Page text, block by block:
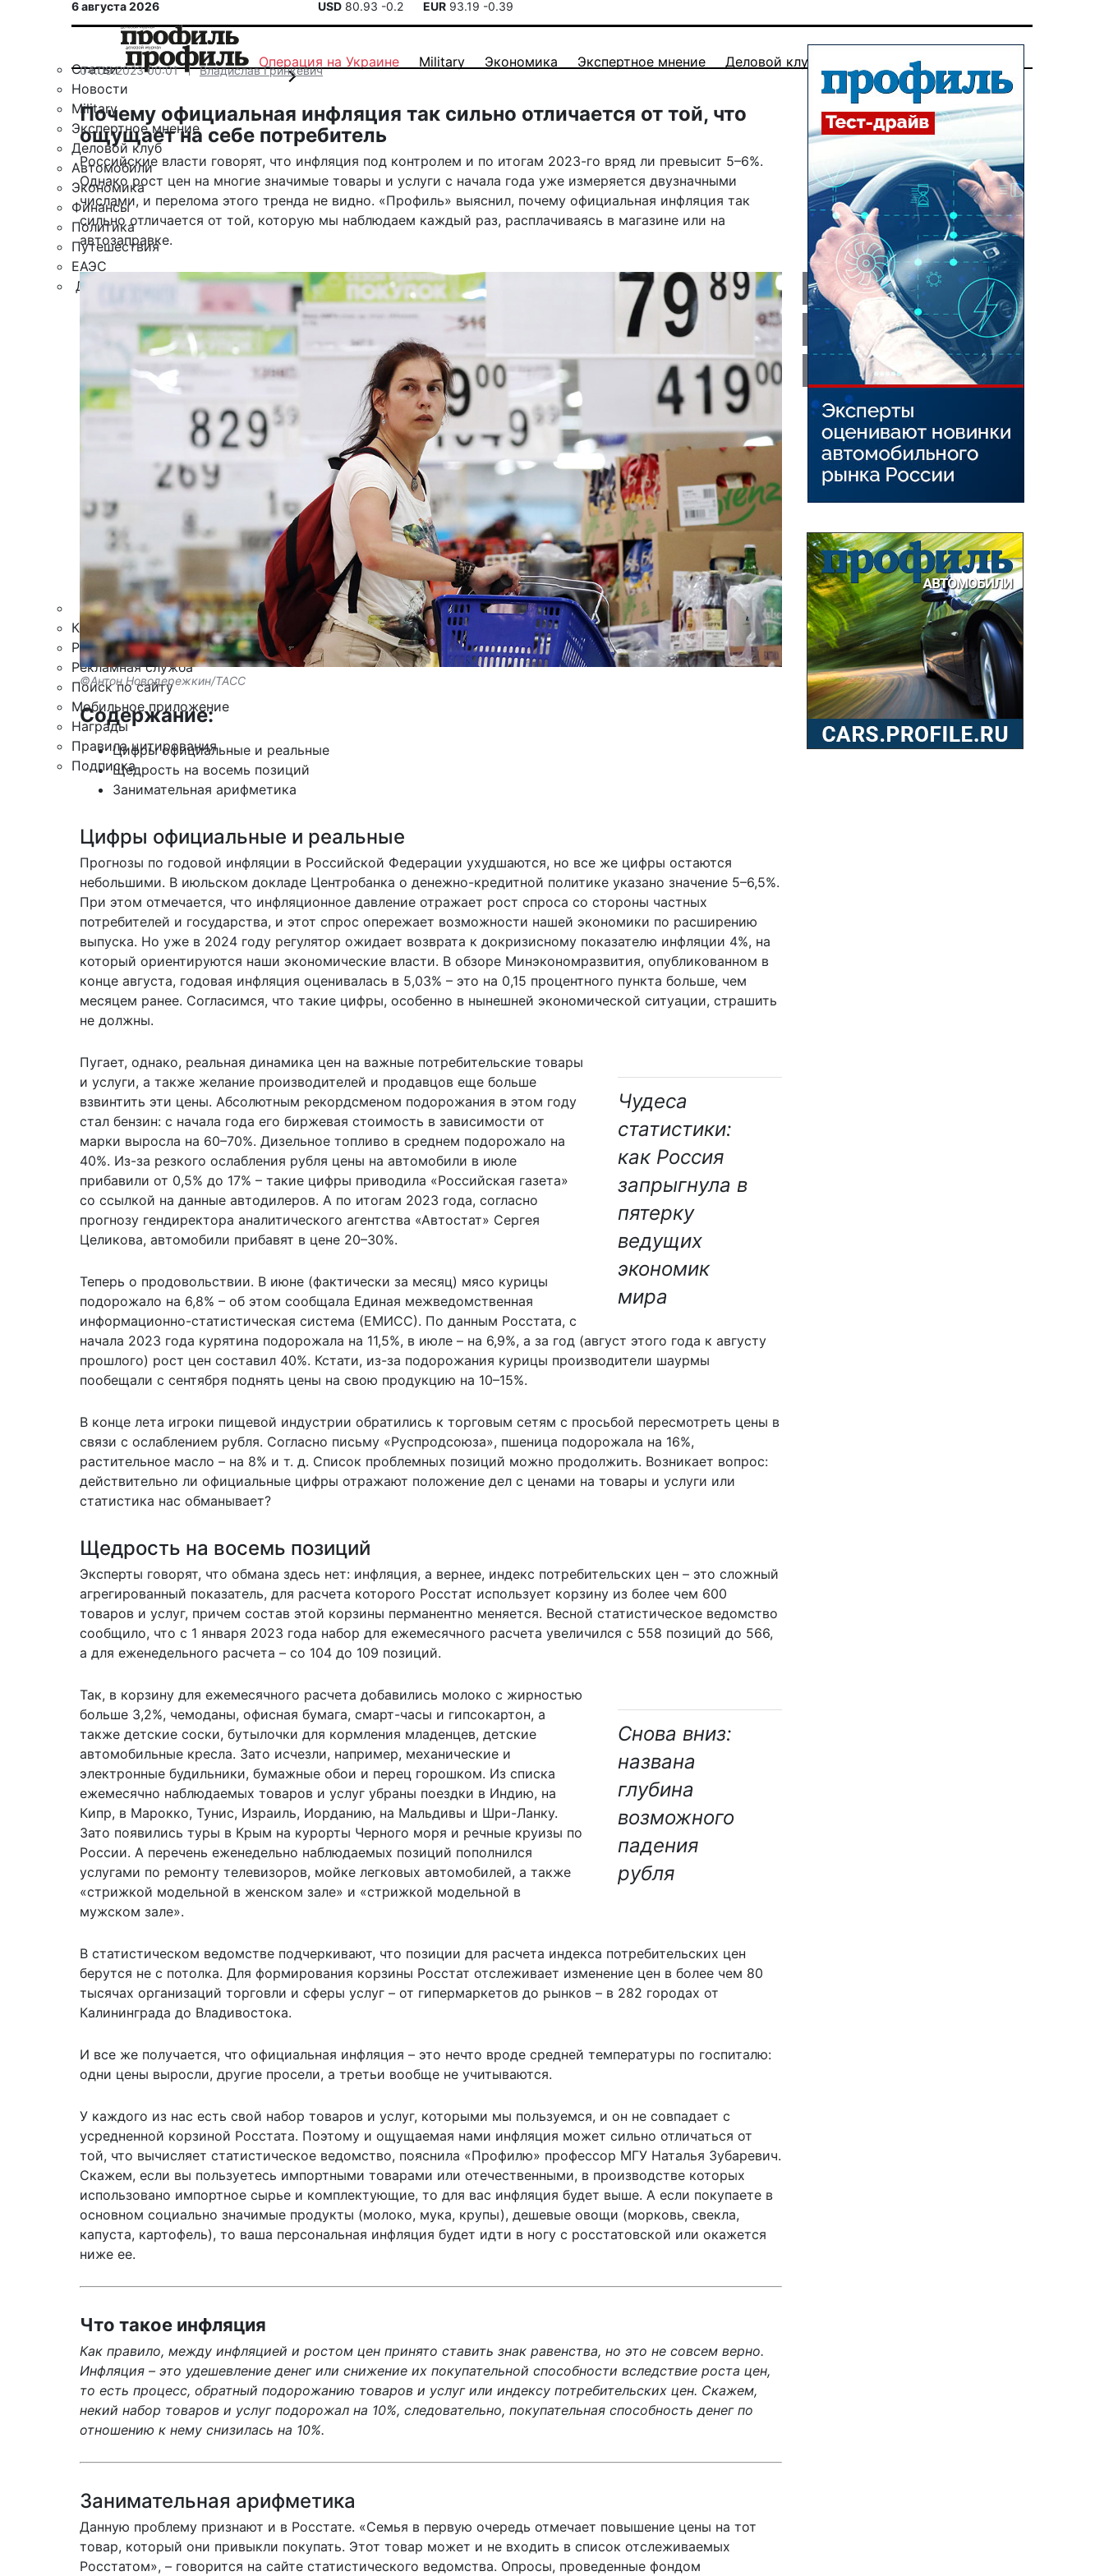
6 августа 2026 USD 80.93 -0.2 EUR 93.19 -0.39
Статьи
Новости
Military
Экспертное мнение
Деловой клуб
Автомобили
Экономика
Финансы
Политика
Путешествия
ЕАЭС
Другие рубрики
Спецпроект «Юрий Мамлеев»
Календарь событий
Зарубежье
Армия
Персона
Наука и Технологии
Здоровье
Происшествия
Дайджесты
Стиль жизни
Новости партнеров
Интересное
Контакты
Редакция
Рекламная служба
Поиск по сайту
Мобильное приложение
Награды
Правила цитирования
Подписка
Операция на Украине Military Экономика Экспертное мнение Деловой клуб
04.09.2023 00:01 Владислав Гринкевич
Почему официальная инфляция так сильно отличается от той, что
ощущает на себе потребитель
Российские власти говорят, что инфляция под контролем и по итогам 2023-го вряд ли превысит 5–6%.
Однако рост цен на многие значимые товары и услуги с начала года уже измеряется двузначными
числами, и перелома этого тренда не видно. «Профиль» выяснил, почему официальная инфляция так
сильно отличается от той, которую мы наблюдаем каждый раз, расплачиваясь в магазине или на
автозаправке.
©Антон Новодережкин/ТАСС
Содержание:
Цифры официальные и реальные
Щедрость на восемь позиций
Занимательная арифметика
Цифры официальные и реальные
Прогнозы по годовой инфляции в Российской Федерации ухудшаются, но все же цифры остаются
небольшими. В июльском докладе Центробанка о денежно-кредитной политике указано значение 5–6,5%.
При этом отмечается, что инфляционное давление отражает рост спроса со стороны частных
потребителей и государства, и этот спрос опережает возможности нашей экономики по расширению
выпуска. Но уже в 2024 году регулятор ожидает возврата к докризисному показателю инфляции 4%, на
который ориентируются наши экономические власти. В обзоре Минэкономразвития, опубликованном в
конце августа, годовая инфляция оценивалась в 5,03% – это на 0,15 процентного пункта больше, чем
месяцем ранее. Согласимся, что такие цифры, особенно в нынешней экономической ситуации, страшить
не должны.
Чудеса
статистики:
как Россия
запрыгнула в
пятерку
ведущих
экономик
мира
Пугает, однако, реальная динамика цен на важные потребительские товары
и услуги, а также желание производителей и продавцов еще больше
взвинтить эти цены. Абсолютным рекордсменом подорожания в этом году
стал бензин: с начала года его биржевая стоимость в зависимости от
марки выросла на 60–70%. Дизельное топливо в среднем подорожало на
40%. Из-за резкого ослабления рубля цены на автомобили в июле
прибавили от 0,5% до 17% – такие цифры приводила «Российская газета»
со ссылкой на данные автодилеров. А по итогам 2023 года, согласно
прогнозу гендиректора аналитического агентства «Автостат» Сергея
Целикова, автомобили прибавят в цене 20–30%.
Теперь о продовольствии. В июне (фактически за месяц) мясо курицы
подорожало на 6,8% – об этом сообщала Единая межведомственная
информационно-статистическая система (ЕМИСС). По данным Росстата, с
начала 2023 года курятина подорожала на 11,5%, в июле – на 6,9%, а за год (август этого года к августу
прошлого) рост цен составил 40%. Кстати, из-за подорожания курицы производители шаурмы
пообещали с сентября поднять цены на свою продукцию на 10–15%.
В конце лета игроки пищевой индустрии обратились к торговым сетям с просьбой пересмотреть цены в
связи с ослаблением рубля. Согласно письму «Руспродсоюза», пшеница подорожала на 16%,
растительное масло – на 8% и т. д. Список проблемных позиций можно продолжить. Возникает вопрос:
действительно ли официальные цифры отражают положение дел с ценами на товары и услуги или
статистика нас обманывает?
Щедрость на восемь позиций
Эксперты говорят, что обмана здесь нет: инфляция, а вернее, индекс потребительских цен – это сложный
агрегированный показатель, для расчета которого Росстат использует корзину из более чем 600
товаров и услуг, причем состав этой корзины перманентно меняется. Весной статистическое ведомство
сообщило, что с 1 января 2023 года набор для ежемесячного расчета увеличился с 558 позиций до 566,
а для еженедельного расчета – со 104 до 109 позиций.
Снова вниз:
названа
глубина
возможного
падения
рубля
Так, в корзину для ежемесячного расчета добавились молоко с жирностью
больше 3,2%, чемоданы, офисная бумага, смарт-часы и гипсокартон, а
также детские соски, бутылочки для кормления младенцев, детские
автомобильные кресла. Зато исчезли, например, механические и
электронные будильники, бумажные обои и перец горошком. Из списка
ежемесячно наблюдаемых товаров и услуг убраны поездки в Индию, на
Кипр, в Марокко, Тунис, Израиль, Иорданию, на Мальдивы и Шри-Ланку.
Зато появились туры в Крым на курорты Черного моря и речные круизы по
России. А перечень еженедельно наблюдаемых позиций пополнился
услугами по ремонту телевизоров, мойке легковых автомобилей, а также
«стрижкой модельной в женском зале» и «стрижкой модельной в
мужском зале».
В статистическом ведомстве подчеркивают, что позиции для расчета индекса потребительских цен
берутся не с потолка. Для формирования корзины Росстат отслеживает изменение цен в более чем 80
тысячах организаций торговли и сферы услуг – от гипермаркетов до рынков – в 282 городах от
Калининграда до Владивостока.
И все же получается, что официальная инфляция – это нечто вроде средней температуры по госпиталю:
одни цены выросли, другие просели, а третьи вообще не учитываются.
У каждого из нас есть свой набор товаров и услуг, которыми мы пользуемся, и он не совпадает с
усредненной корзиной Росстата. Поэтому и ощущаемая нами инфляция может сильно отличаться от
той, что вычисляет статистическое ведомство, пояснила «Профилю» профессор МГУ Наталья Зубаревич.
Скажем, если вы пользуетесь импортными товарами или отечественными, в производстве которых
использовано импортное сырье и комплектующие, то для вас инфляция будет выше. А если покупаете в
основном социально значимые продукты (молоко, мука, крупы), дешевые овощи (морковь, свекла,
капуста, картофель), то ваша персональная инфляция будет идти в ногу с росстатовской или окажется
ниже ее.
Что такое инфляция
Как правило, между инфляцией и ростом цен принято ставить знак равенства, но это не совсем верно.
Инфляция – это удешевление денег или снижение их покупательной способности вследствие роста цен,
то есть процесс, обратный подорожанию товаров и услуг или индексу потребительских цен. Скажем,
некий набор товаров и услуг подорожал на 10%, следовательно, покупательная способность денег по
отношению к нему снизилась на 10%.
Занимательная арифметика
Данную проблему признают и в Росстате. «Семья в первую очередь отмечает повышение цены на тот
товар, который они привыкли покупать. Этот товар может и не входить в список отслеживаемых
Росстатом», – говорится на сайте статистического ведомства. Опросы, проведенные фондом